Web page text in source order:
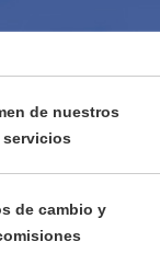
de nuestros
servicios
de cambio y